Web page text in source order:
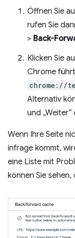
Öffnen Sie
rufen Sie
> Back-
Klicken Sie
Chrome
chrome://
Alternativ
und
Wenn Ihre Seite
infrage kommt,
eine Liste mit
können Sie sehen,